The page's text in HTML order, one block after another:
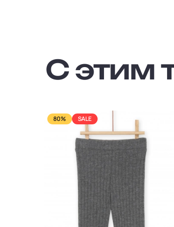
С этим
80% SALE